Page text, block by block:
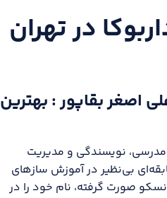
در تهران
اصغر بقاپور : بهترین
نویسندگی و مدیریت
بی‌نظیر در آموزش سازهای
صورت گرفته، نام خود را در